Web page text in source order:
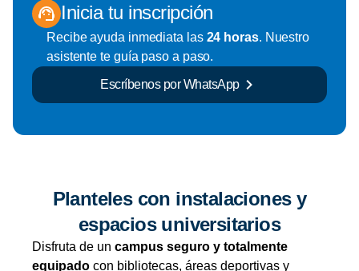
Inicia tu inscripción
Recibe ayuda inmediata las 24 horas. Nuestro
asistente te guía paso a paso.
Escríbenos por WhatsApp
Planteles con instalaciones y
espacios universitarios
Disfruta de un campus seguro y totalmente
equipado con bibliotecas, áreas deportivas y